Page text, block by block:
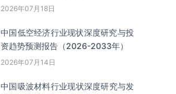
年）
2026年07月18日
中国低空经济行业现状深度研究与投
资趋势预测报告（2026-2033年）
2026年07月14日
中国吸波材料‌‌‌行业现状深度研究与发